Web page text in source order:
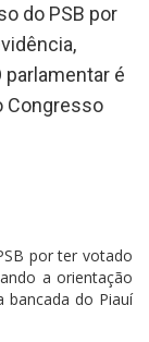
do PSB por
parlamentar é
Congresso
por ter votado
a orientação
bancada do Piauí